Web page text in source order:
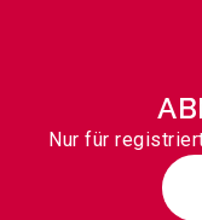
Nur für